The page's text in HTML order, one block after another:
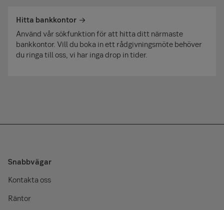
Hitta bankkontor
Använd vår sökfunktion för att hitta ditt närmaste
bankkontor. Vill du boka in ett rådgivningsmöte behöver
du ringa till oss, vi har inga drop in tider.
Snabbvägar
Kontakta oss
Räntor